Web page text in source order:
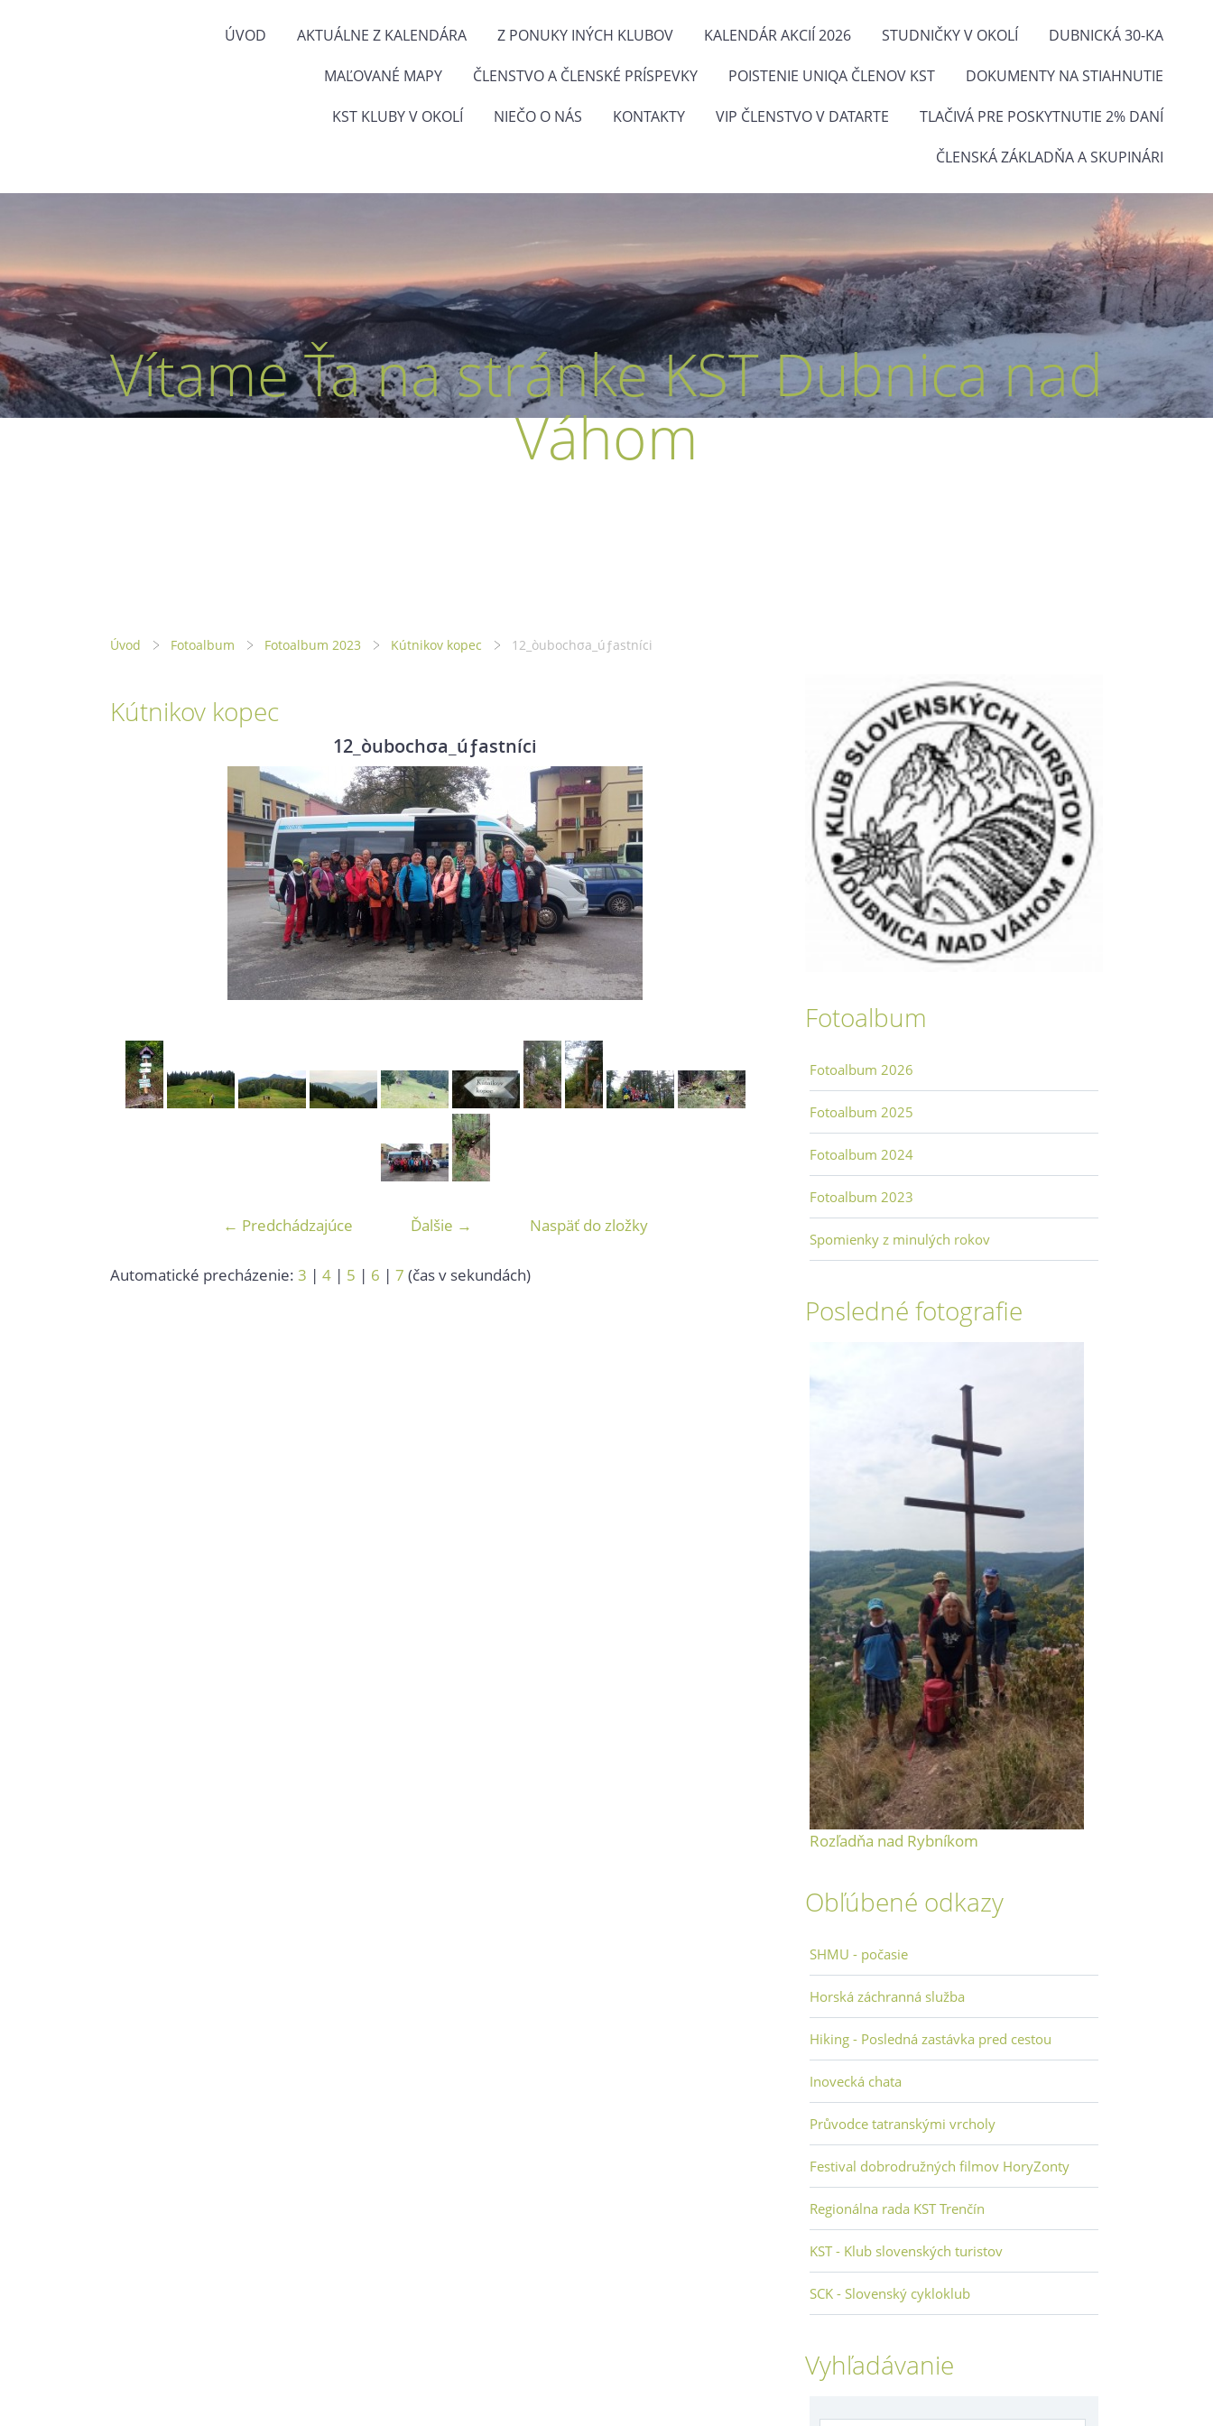
ÚVOD AKTUÁLNE Z KALENDÁRA Z PONUKY INÝCH KLUBOV KALENDÁR AKCIÍ 2026 STUDNIČKY V OKOLÍ DUBNICKÁ 30-KA
MAĽOVANÉ MAPY ČLENSTVO A ČLENSKÉ PRÍSPEVKY POISTENIE UNIQA ČLENOV KST DOKUMENTY NA STIAHNUTIE
KST KLUBY V OKOLÍ NIEČO O NÁS KONTAKTY VIP ČLENSTVO V DATARTE TLAČIVÁ PRE POSKYTNUTIE 2% DANÍ
ČLENSKÁ ZÁKLADŇA A SKUPINÁRI
Vítame Ťa na stránke KST Dubnica nad
Váhom
Úvod Fotoalbum Fotoalbum 2023 Kútnikov kopec 12_òubochσa_úƒastníci
Kútnikov kopec
12_òubochσa_úƒastníci
← Predchádzajúce Ďalšie → Naspäť do zložky
Automatické precházenie: 3 | 4 | 5 | 6 | 7 (čas v sekundách)
Fotoalbum
Fotoalbum 2026
Fotoalbum 2025
Fotoalbum 2024
Fotoalbum 2023
Spomienky z minulých rokov
Posledné fotografie
Rozľadňa nad Rybníkom
Obľúbené odkazy
SHMU - počasie
Horská záchranná služba
Hiking - Posledná zastávka pred cestou
Inovecká chata
Průvodce tatranskými vrcholy
Festival dobrodružných filmov HoryZonty
Regionálna rada KST Trenčín
KST - Klub slovenských turistov
SCK - Slovenský cykloklub
Vyhľadávanie